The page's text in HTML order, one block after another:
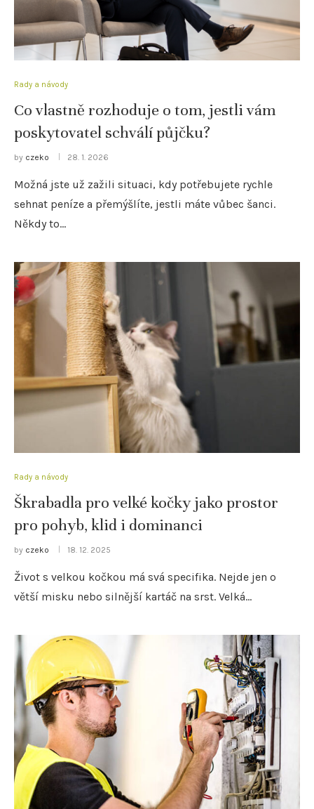
Rady a návody
Co vlastně rozhoduje o tom, jestli vám
poskytovatel schválí půjčku?
by czeko 28. 1. 2026
Možná jste už zažili situaci, kdy potřebujete rychle
sehnat peníze a přemýšlíte, jestli máte vůbec šanci.
Někdy to…
Rady a návody
Škrabadla pro velké kočky jako prostor
pro pohyb, klid i dominanci
by czeko 18. 12. 2025
Život s velkou kočkou má svá specifika. Nejde jen o
větší misku nebo silnější kartáč na srst. Velká…